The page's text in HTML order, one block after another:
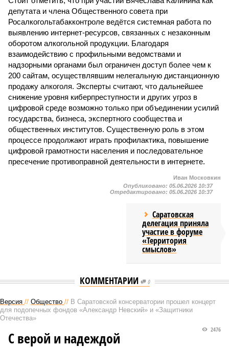
депутата и члена Общественного совета при
Росалкогольтабакконтроле ведётся системная работа по
выявлению интернет-ресурсов, связанных с незаконным
оборотом алкогольной продукции. Благодаря
взаимодействию с профильными ведомствами и
надзорными органами был ограничен доступ более чем к
200 сайтам, осуществлявшим нелегальную дистанционную
продажу алкоголя. Эксперты считают, что дальнейшее
снижение уровня киберпреступности и других угроз в
цифровой среде возможно только при объединении усилий
государства, бизнеса, экспертного сообщества и
общественных институтов. Существенную роль в этом
процессе продолжают играть профилактика, повышение
цифровой грамотности населения и последовательное
пресечение противоправной деятельности в интернете.
Иван Московкин
Опубликовано: 05.06.2026 10:37
Отредактировано: 05.06.2026 10:37
Саратовская
делегация приняла
участие в форуме
«Территория
смыслов»
КОММЕНТАРИИ 0
Версия // Общество // В Саратовской консерватории прошел концерт
для подопечных фондов «Александр Невский» и «Защитники
Отечества»
2476
С верой и надеждой